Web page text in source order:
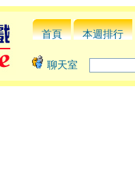
首頁 本週排行
聊天室